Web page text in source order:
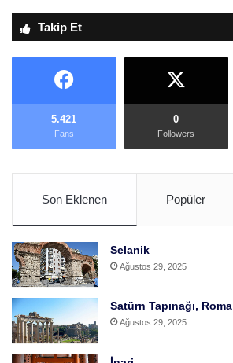
Takip Et
5.421
Fans
0
Followers
Son Eklenen Popüler
Selanik
Ağustos 29, 2025
Satürn Tapınağı, Roma
Ağustos 29, 2025